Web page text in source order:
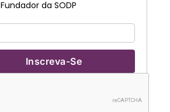
Fundador da SODP